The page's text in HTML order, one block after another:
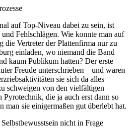
auf Top-Niveau dabei zu sein, ist
Fehlschlägen. Wie konnte man auf
die Vertreter der Plattenfirma nur zu
einladen, wo niemand die Band
kaum Publikum hatten? Der erste
Freude unterschrieben – und waren
sie sich da alles
schweigen von den vielfältigen
die ja auch erst dann so
man sie einigermaßen gut überlebt hat.
nicht in Frage